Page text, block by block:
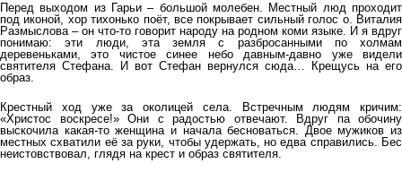
Перед выходом из Гарьи – большой молебен. Местный люд проходит
под иконой, хор тихонько поёт, все покрывает сильный голос о. Виталия
Размыслова – он что-то говорит народу на родном коми языке. И я вдруг
понимаю: эти люди, эта земля с разбросанными по холмам
деревеньками, это чистое синее небо давным-давно уже видели
святителя Стефана. И вот Стефан вернулся сюда… Крещусь на его
образ.
Крестный ход уже за околицей села. Встречным людям кричим:
«Христос воскресе!» Они с радостью отвечают. Вдруг па обочину
выскочила какая-то женщина и начала бесноваться. Двое мужиков из
местных схватили её за руки, чтобы удержать, но едва справились. Бес
неистовствовал, глядя на крест и образ святителя.